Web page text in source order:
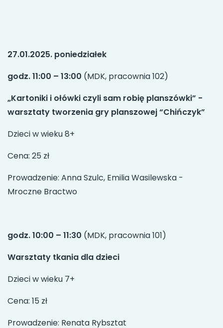
27.01.2025. poniedziałek
godz. 11:00 – 13:00 (MDK, pracownia 102)
„Kartoniki i ołówki czyli sam robię planszówki” -
warsztaty tworzenia gry planszowej “Chińczyk”
Dzieci w wieku 8+
Cena: 25 zł
Prowadzenie: Anna Szulc, Emilia Wasilewska -
Mroczne Bractwo
godz. 10:00 – 11:30 (MDK, pracownia 101)
Warsztaty tkania dla dzieci
Dzieci w wieku 7+
Cena: 15 zł
Prowadzenie: Renata Rybsztat